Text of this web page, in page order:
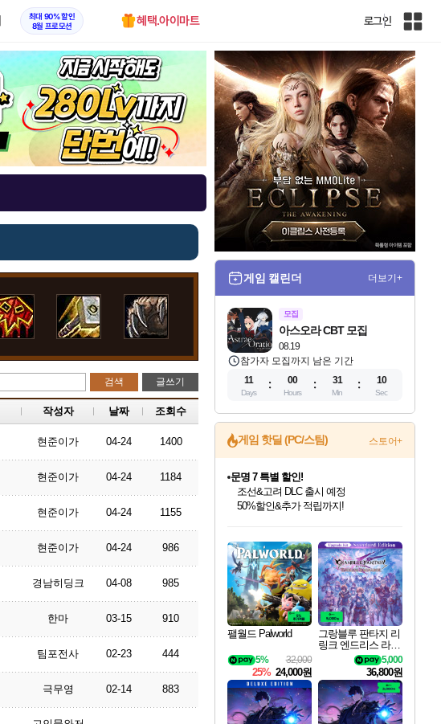
최대 90% 할인
8월 프로모션
혜택.아이마트 로그인
인
전
체
사
이
트
맵
검색 글쓰기
작성자 날짜 조회수
현준이가 04-24 1400
현준이가 04-24 1184
현준이가 04-24 1155
현준이가 04-24 986
경남히딩크 04-08 985
한마 03-15 910
팀포전사 02-23 444
극무영 02-14 883
게임 캘린더 더보기+
모집
08.19
아스오라 CBT 모집
참가자 모집까지 남은 기간
11
Days
00
Hours
31
Min
09
Sec
게임 핫딜 (PC/스팀) 스토어+
최대 90% 할인가를 만나보세요!
네이버혜택과 함께 만나보세요!
50%할인&추가 적립까지!
마블 투혼 파이팅 소울즈 정식출시!
마블 히어로 총 출동&화려한 격투!
네이버 포인트 혜택까지!
이니&베니 혜택까지!
네이버 혜택가와 함께 예약하세요!
할인&네이버혜택으로 만나보세요!
네이버페이 혜택과 만나보세요!
40주년 프로모션으로 만나보세요!
할인가에 만나보세요!
일부 에디션 상시 할인!
혜택으로 예약 판매 중
편안하게 충전하세요
팰월드 Palworld
32,000
5%
25% 24,000원
그랑블루 판타지 리
링크 엔드리스 라그
나로크 업그레이드
킷 Granblue Fantasy
Relink Endless Ragn
arok Upgrade Kit DL
C
5,000
36,800원